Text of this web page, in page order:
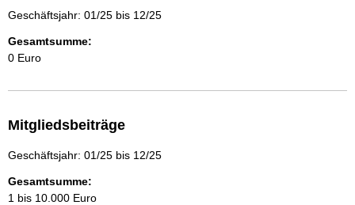
Geschäftsjahr: 01/25 bis 12/25
Gesamtsumme:
0 Euro
Mitgliedsbeiträge
Geschäftsjahr: 01/25 bis 12/25
Gesamtsumme:
1 bis 10.000 Euro